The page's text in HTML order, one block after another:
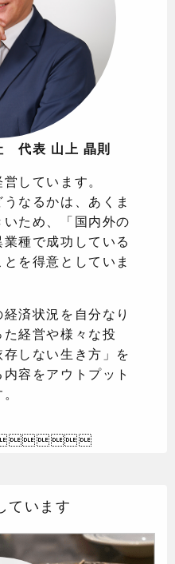
代表 山上 晶則
しています。
なるかは、あくま
ため、「国内外の
種で成功している
を得意としていま
済状況を自分なり
経営や様々な投
しない生き方」を
容をアウトプット
ています